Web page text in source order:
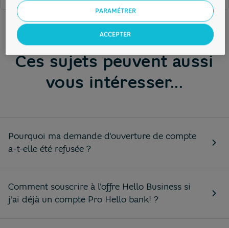
Ces sujets peuvent aussi
vous intéresser...
Pourquoi ma demande d'ouverture de compte
a-t-elle été refusée ?
Comment souscrire à l'offre Hello Business si
j'ai déjà un compte Pro Hello bank! ?
PARAMÉTRER
ACCEPTER